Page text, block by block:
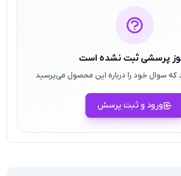
پرسشی ثبت نشده است
که سوال خود را درباره این محصول می‌پرسید
ورود و ثبت پرسش